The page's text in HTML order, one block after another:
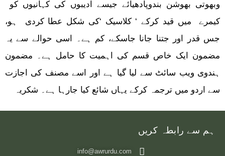
وبھوتی بھوشن بندوپادھیائے جیسے ادیبوں کی کہانیوں کو
کیمرے میں قید کرکے ‘ کلاسیک ‘کی شکل عطا کردی ہو،
جس قدر اور جتنا جانا جاسکے، کم ہے۔ اسی حوالے سے یہ
مضمون ایک خاص قسم کی اہمیت کا حامل ہے۔ مضمون
ہندوی ویب سائٹ سے لیا گیا ہے اور اسے مصنف کی اجازت
سے اردو میں ترجمہ کرکے یہاں شائع کیا جارہا ہے۔ شکریہ
‫ہم سے رابطہ کریں
info@awrurdu.com